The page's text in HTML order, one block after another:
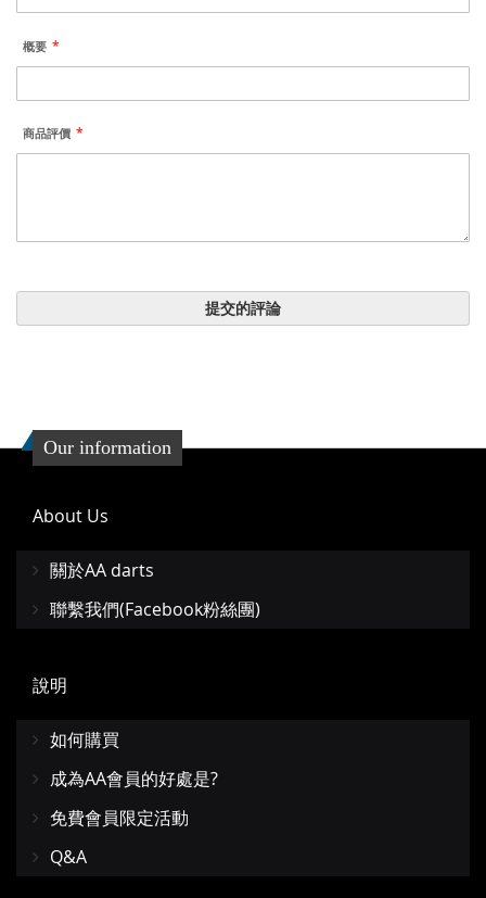
概要
商品評價
提交的評論
Our information
About Us
關於AA darts
聯繫我們(Facebook粉絲團)
說明
如何購買
成為AA會員的好處是?
免費會員限定活動
Q&A